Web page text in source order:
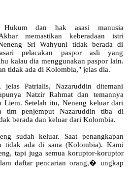
Hukum dan hak asasi manusia
memastikan keberadaan istri
Sri Wahyuni tidak berada di
pelacakan paspor asli yang
kalau dia menggunakan paspor lain.
tidak ada di Kolombia," jelas dia.
Patrialis, Nazaruddin ditemani
Natzir Rahmat dan temannya
Liem. Setelah itu, Neneng keluar dari
tim penjemput Nazaruddin tiba di
berada dan keluar dari Kolombia.
sudah keluar. Saat penangkapan
tidak ada di sana (Kolombia). Kami
tapi juga semua koruptor-koruptor
daftar pencarian orang,� ungkap